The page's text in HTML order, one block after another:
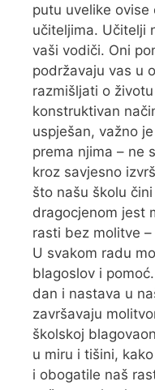
putu uvelike ovise
učiteljima. Učitelji
vaši vodiči. Oni
podržavaju vas u
razmišljati o
konstruktivan
uspješan, važno
prema njima – ne
kroz savjesno
što našu školu
dragocjenom jest
rasti bez molitve
U svakom radu
blagoslov i
dan i nastava u
završavaju
školskoj
u miru i tišini,
i obogatile naš